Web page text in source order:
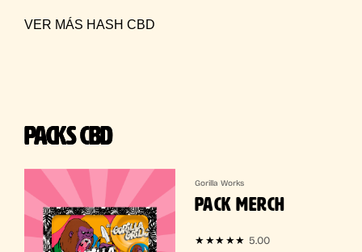
VER MÁS HASH CBD
PACKS CBD
Gorilla Works
PACK MERCH
★★★★★ 5.00